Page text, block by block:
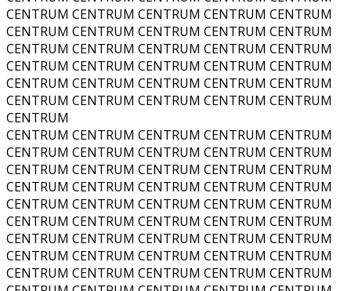
CENTRUM CENTRUM CENTRUM CENTRUM CENTRUM
CENTRUM CENTRUM CENTRUM CENTRUM CENTRUM
CENTRUM CENTRUM CENTRUM CENTRUM CENTRUM
CENTRUM CENTRUM CENTRUM CENTRUM CENTRUM
CENTRUM CENTRUM CENTRUM CENTRUM CENTRUM
CENTRUM CENTRUM CENTRUM CENTRUM CENTRUM
CENTRUM
CENTRUM CENTRUM CENTRUM CENTRUM CENTRUM
CENTRUM CENTRUM CENTRUM CENTRUM CENTRUM
CENTRUM CENTRUM CENTRUM CENTRUM CENTRUM
CENTRUM CENTRUM CENTRUM CENTRUM CENTRUM
CENTRUM CENTRUM CENTRUM CENTRUM CENTRUM
CENTRUM CENTRUM CENTRUM CENTRUM CENTRUM
CENTRUM CENTRUM CENTRUM CENTRUM CENTRUM
CENTRUM CENTRUM CENTRUM CENTRUM CENTRUM
CENTRUM CENTRUM CENTRUM CENTRUM CENTRUM